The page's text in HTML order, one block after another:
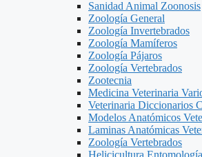
Sanidad Animal Zoonosis
Zoología General
Zoología Invertebrados
Zoología Mamíferos
Zoología Pájaros
Zoología Vertebrados
Zootecnia
Medicina Veterinaria
Veterinaria Diccionarios
Modelos Anatómicos
Laminas Anatómicas
Zoología Vertebrados
Helicicultura Entomología